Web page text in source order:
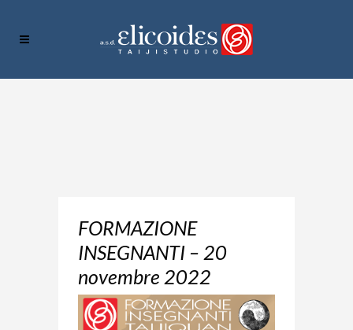
FORMAZIONE
INSEGNANTI – 20
novembre 2022